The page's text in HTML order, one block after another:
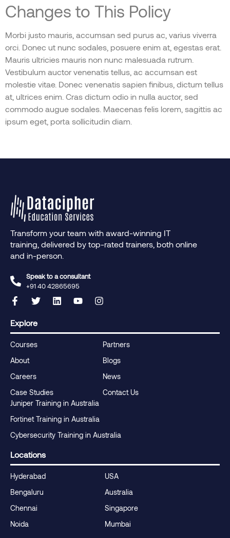
Changes to This Policy
Morbi justo mauris, accumsan sed purus ac, varius viverra
orci. Donec ut nunc sodales, posuere enim at, egestas erat.
Mauris ultricies mauris non nunc malesuada rutrum.
Vestibulum auctor venenatis tellus, ac accumsan est
molestie vitae. Donec venenatis sapien finibus, dictum tellus
at, ultrices enim. Cras dictum odio in nulla auctor, sed
commodo augue sodales. Maecenas felis lorem, sagittis ac
ipsum eget, porta sollicitudin diam.
Transform your team with award-winning IT
training, delivered by top-rated trainers, both online
and in-person.
Speak to a consultant
+91 40 42865695‬
Explore
Courses
About
Careers
Case Studies
Partners
Blogs
News
Contact Us
Juniper Training in Australia
Fortinet Training in Australia
Cybersecurity Training in Australia
Locations
Hyderabad
Bengaluru
Chennai
Noida
USA
Australia
Singapore
Mumbai